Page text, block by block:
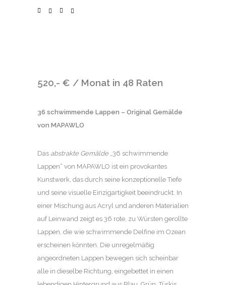
520,- € / Monat in 48 Raten
36 schwimmende Lappen – Original Gemälde
von MAPAWLO
Das abstrakte Gemälde „36 schwimmende
Lappen“ von MAPAWLO ist ein provokantes
Kunstwerk, das durch seine konzeptionelle Tiefe
und seine visuelle Einzigartigkeit beeindruckt. In
einer Mischung aus Acryl und anderen Materialien
auf Leinwand zeigt es 36 rote, zu Würsten gerollte
Lappen, die wie schwimmende Delfine im Ozean
erscheinen könnten. Die unregelmäßig
angeordneten Lappen bewegen sich scheinbar
alle in dieselbe Richtung, eingebettet in einen